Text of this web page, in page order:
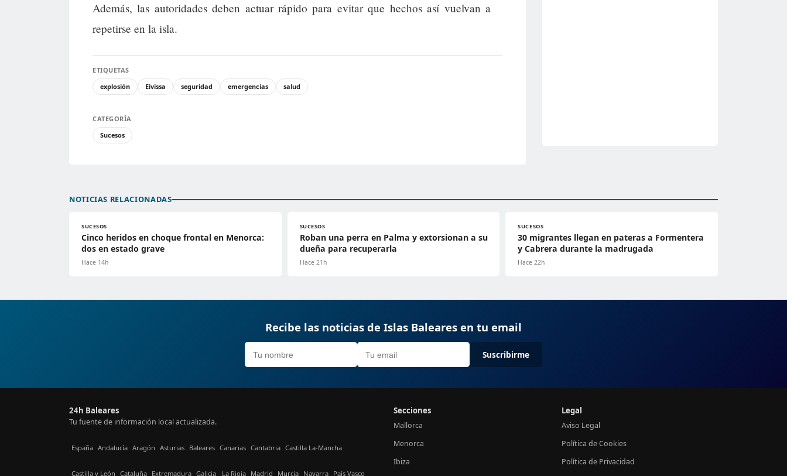
Además, las autoridades deben actuar rápido para evitar que hechos así vuelvan a
repetirse en la isla.
ETIQUETAS
explosión
Eivissa seguridad emergencias salud
CATEGORÍA
Sucesos
NOTICIAS RELACIONADAS
SUCESOS
Cinco heridos en choque frontal en Menorca:
dos en estado grave
Hace 14h
SUCESOS
Roban una perra en Palma y extorsionan a su
dueña para recuperarla
Hace 21h
SUCESOS
30 migrantes llegan en pateras a Formentera
y Cabrera durante la madrugada
Hace 22h
Recibe las noticias de Islas Baleares en tu email
Suscribirme
24h Baleares
Tu fuente de información local actualizada.
España Andalucía Aragón Asturias Baleares Canarias Cantabria Castilla La-Mancha
Castilla y León Cataluña Extremadura Galicia La Rioja Madrid Murcia Navarra País Vasco
Secciones
Mallorca
Menorca
Ibiza
Legal
Aviso Legal
Política de Cookies
Política de Privacidad